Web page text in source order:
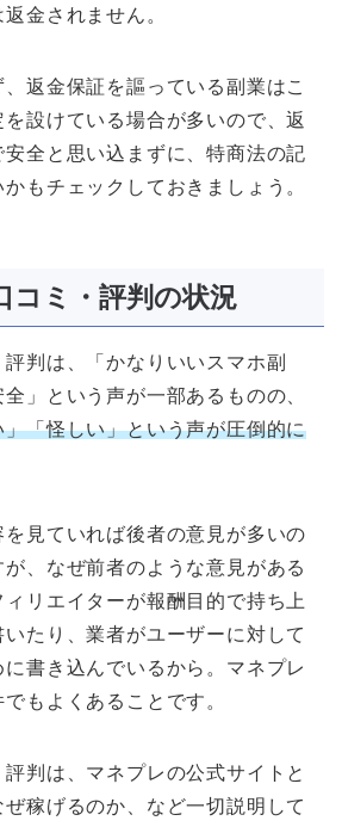
金されません。
返金保証を謳っている副業はこ
設けている場合が多いので、返
全と思い込まずに、特商法の記
もチェックしておきましょう。
コミ・評判の状況
判は、「かなりいいスマホ副
」という声が一部あるものの、
「怪しい」という声が圧倒的に
見ていれば後者の意見が多いの
、なぜ前者のような意見がある
リエイターが報酬目的で持ち上
たり、業者がユーザーに対して
書き込んでいるから。マネプレ
もよくあることです。
判は、マネプレの公式サイトと
稼げるのか、など一切説明して